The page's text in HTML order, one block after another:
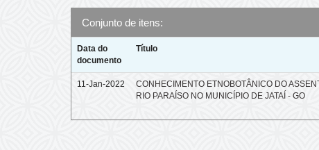
Conjunto de itens:
Data do
documento
Título
11-Jan-2022
CONHECIMENTO ETNOBOTÂNICO DO
RIO PARAÍSO NO MUNICÍPIO DE JATAÍ - GO